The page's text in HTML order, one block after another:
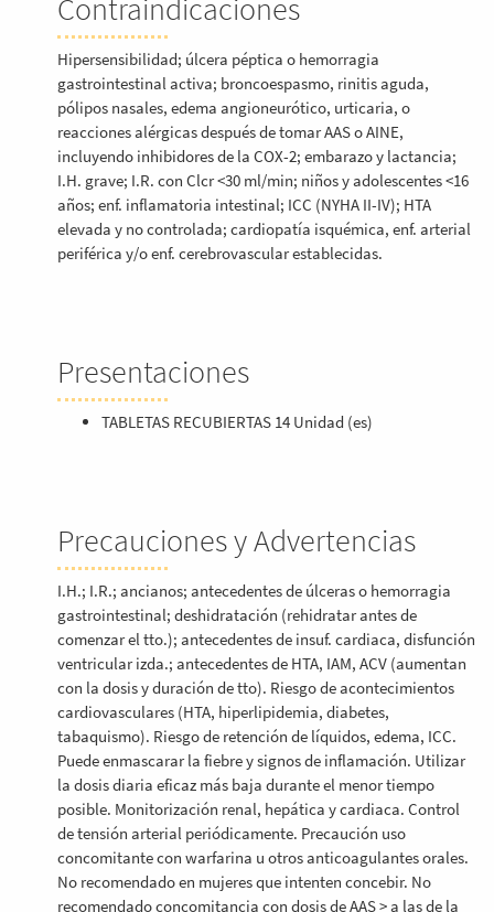
Contraindicaciones
Hipersensibilidad; úlcera péptica o hemorragia
gastrointestinal activa; broncoespasmo, rinitis aguda,
pólipos nasales, edema angioneurótico, urticaria, o
reacciones alérgicas después de tomar AAS o AINE,
incluyendo inhibidores de la COX-2; embarazo y lactancia;
I.H. grave; I.R. con Clcr <30 ml/min; niños y adolescentes <16
años; enf. inflamatoria intestinal; ICC (NYHA II-IV); HTA
elevada y no controlada; cardiopatía isquémica, enf. arterial
periférica y/o enf. cerebrovascular establecidas.
Presentaciones
TABLETAS RECUBIERTAS 14 Unidad (es)
Precauciones y Advertencias
I.H.; I.R.; ancianos; antecedentes de úlceras o hemorragia
gastrointestinal; deshidratación (rehidratar antes de
comenzar el tto.); antecedentes de insuf. cardiaca, disfunción
ventricular izda.; antecedentes de HTA, IAM, ACV (aumentan
con la dosis y duración de tto). Riesgo de acontecimientos
cardiovasculares (HTA, hiperlipidemia, diabetes,
tabaquismo). Riesgo de retención de líquidos, edema, ICC.
Puede enmascarar la fiebre y signos de inflamación. Utilizar
la dosis diaria eficaz más baja durante el menor tiempo
posible. Monitorización renal, hepática y cardiaca. Control
de tensión arterial periódicamente. Precaución uso
concomitante con warfarina u otros anticoagulantes orales.
No recomendado en mujeres que intenten concebir. No
recomendado concomitancia con dosis de AAS > a las de la